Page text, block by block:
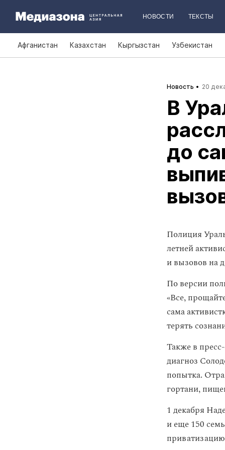
НОВОСТИ ТЕКСТЫ
Афганистан Казахстан Кыргызстан Узбекистан
Новость 20
В
до
Полиция
летней
и вызовов на
По версии
«Все,
сама
терять
Также в
диагноз
попытка.
гортани,
1 декабря
и еще 150